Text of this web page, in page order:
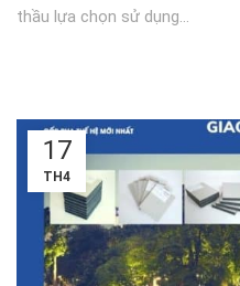
thầu lựa chọn sử dụng...
17
TH4